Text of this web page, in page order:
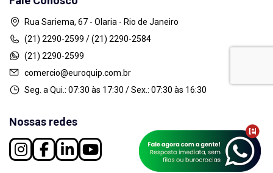
Rua Sariema, 67 - Olaria - Rio de Janeiro
(21) 2290-2599 / (21) 2290-2584
(21) 2290-2599
comercio@euroquip.com.br
Seg. a Qui.: 07:30 às 17:30 / Sex.: 07:30 às 16:30
Nossas redes